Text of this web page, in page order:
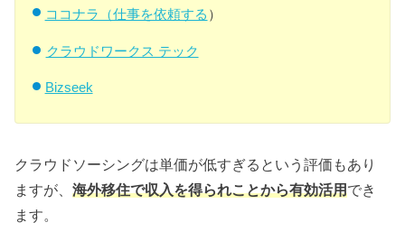
ココナラ（仕事を依頼する ）
クラウドワークス テック
Bizseek
クラウドソーシングは単価が低すぎるという評価もあり
ますが、海外移住で収入を得られことから有効活用でき
ます。